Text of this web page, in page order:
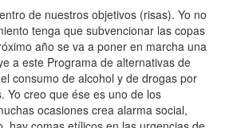
de nuestros objetivos (risas). Yo no
tenga que subvencionar las copas
año se va a poner en marcha una
a este Programa de alternativas de
consumo de alcohol y de drogas por
Yo creo que ése es uno de los
ocasiones crea alarma social,